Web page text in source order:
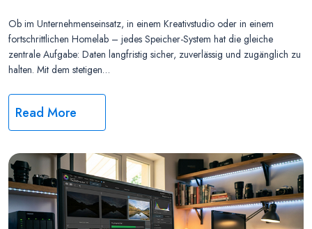
Ob im Unternehmenseinsatz, in einem Kreativstudio oder in einem
fortschrittlichen Homelab – jedes Speicher-System hat die gleiche
zentrale Aufgabe: Daten langfristig sicher, zuverlässig und zugänglich zu
halten. Mit dem stetigen…
Read More